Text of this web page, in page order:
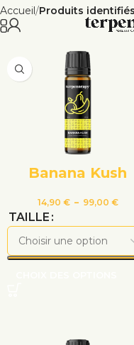
Accueil Produits
Banana Kush
14,90 € – 99,00 €
TAILLE